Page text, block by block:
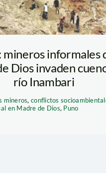
mineros informales
Dios invaden
río Inambari
mineros,conflictos
en Madre de Dios, Puno